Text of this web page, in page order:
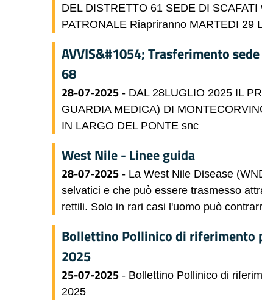
DEL DISTRETTO 61 SEDE DI
PATRONALE Riapriranno MARTEDI 29
AVVIS&#1054; Trasferimento
68
28-07-2025 - DAL 28LUGLIO 2025 IL
GUARDIA MEDICA) DI
IN LARGO DEL PONTE snc
West Nile - Linee guida
28-07-2025 - La West Nile Disease
selvatici e che può essere trasmesso
rettili. Solo in rari casi l'uomo può
Bollettino Pollinico di riferimento
2025
25-07-2025 - Bollettino Pollinico di
2025